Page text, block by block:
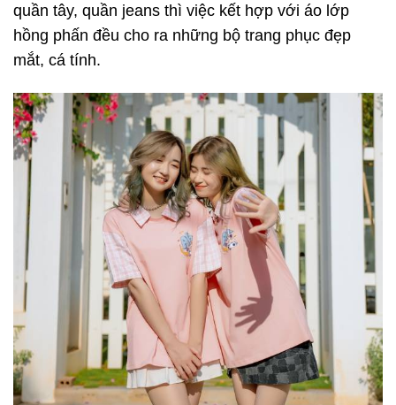
quần tây, quần jeans thì việc kết hợp với áo lớp
hồng phấn đều cho ra những bộ trang phục đẹp
mắt, cá tính.